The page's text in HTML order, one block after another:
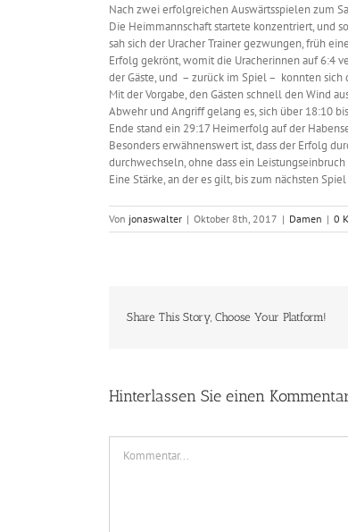
Nach zwei erfolgreichen Auswärtsspielen zum
Die Heimmannschaft startete konzentriert, und
sah sich der Uracher Trainer gezwungen, früh
Erfolg gekrönt, womit die Uracherinnen auf 6:4
der Gäste, und – zurück im Spiel – konnten
Mit der Vorgabe, den Gästen schnell den Wind
Abwehr und Angriff gelang es, sich über 18:10
Ende stand ein 29:17 Heimerfolg auf der
Besonders erwähnenswert ist, dass der Erfolg
durchwechseln, ohne dass ein Leistungseinbruch
Eine Stärke, an der es gilt, bis zum nächsten
Von jonaswalter | Oktober 8th, 2017 | Damen | 0
Share This Story, Choose Your Platform!
Hinterlassen Sie einen